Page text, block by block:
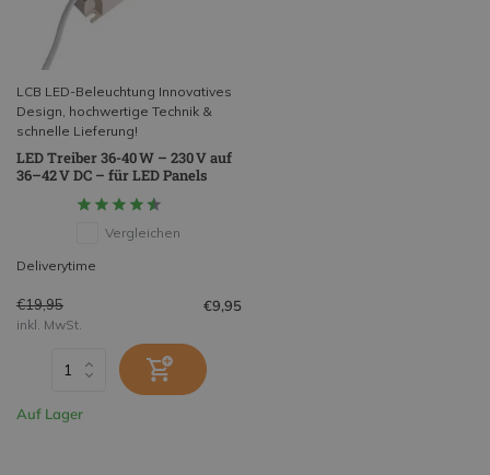
LCB LED-Beleuchtung Innovatives
Design, hochwertige Technik &
schnelle Lieferung!
LED Treiber 36-40 W – 230 V auf
36–42 V DC – für LED Panels
Vergleichen
Deliverytime
€19,95 €9,95
inkl. MwSt.
Auf Lager